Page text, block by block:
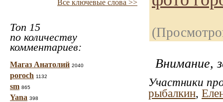
Все ключевые слова >>
Топ 15
по количеству
комментариев:
Магаз Анатолий 2040
poroch 1132
sm 865
Yana 398
Внимание,
Участники
рыбалкин,